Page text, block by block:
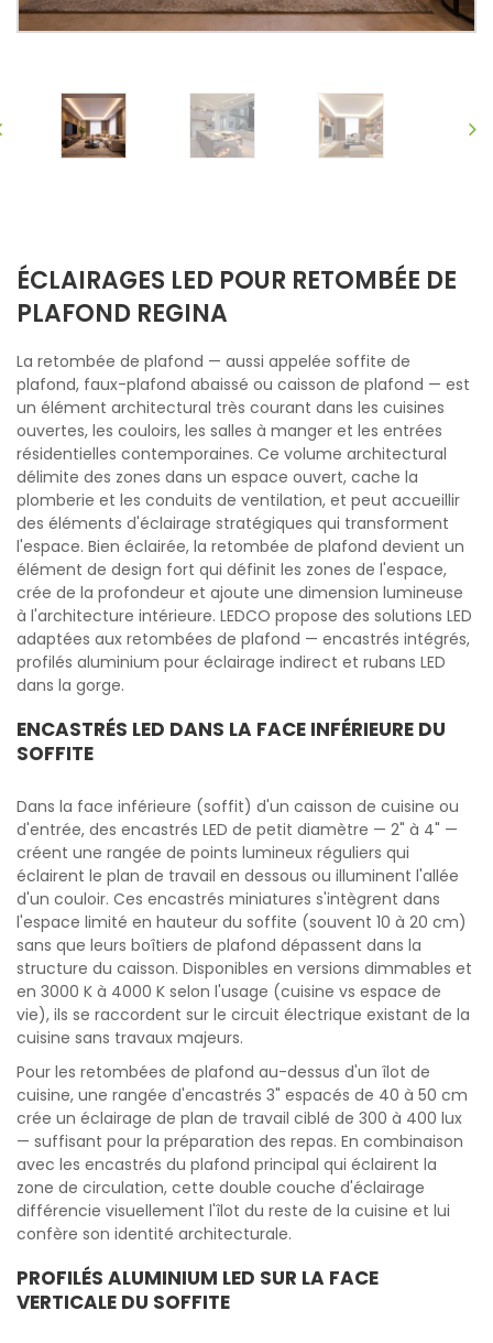
ÉCLAIRAGES LED POUR RETOMBÉE DE
PLAFOND REGINA
La retombée de plafond — aussi appelée soffite de
plafond, faux-plafond abaissé ou caisson de plafond — est
un élément architectural très courant dans les cuisines
ouvertes, les couloirs, les salles à manger et les entrées
résidentielles contemporaines. Ce volume architectural
délimite des zones dans un espace ouvert, cache la
plomberie et les conduits de ventilation, et peut accueillir
des éléments d'éclairage stratégiques qui transforment
l'espace. Bien éclairée, la retombée de plafond devient un
élément de design fort qui définit les zones de l'espace,
crée de la profondeur et ajoute une dimension lumineuse
à l'architecture intérieure. LEDCO propose des solutions LED
adaptées aux retombées de plafond — encastrés intégrés,
profilés aluminium pour éclairage indirect et rubans LED
dans la gorge.
ENCASTRÉS LED DANS LA FACE INFÉRIEURE DU
SOFFITE
Dans la face inférieure (soffit) d'un caisson de cuisine ou
d'entrée, des encastrés LED de petit diamètre — 2" à 4" —
créent une rangée de points lumineux réguliers qui
éclairent le plan de travail en dessous ou illuminent l'allée
d'un couloir. Ces encastrés miniatures s'intègrent dans
l'espace limité en hauteur du soffite (souvent 10 à 20 cm)
sans que leurs boîtiers de plafond dépassent dans la
structure du caisson. Disponibles en versions dimmables et
en 3000 K à 4000 K selon l'usage (cuisine vs espace de
vie), ils se raccordent sur le circuit électrique existant de la
cuisine sans travaux majeurs.
Pour les retombées de plafond au-dessus d'un îlot de
cuisine, une rangée d'encastrés 3" espacés de 40 à 50 cm
crée un éclairage de plan de travail ciblé de 300 à 400 lux
— suffisant pour la préparation des repas. En combinaison
avec les encastrés du plafond principal qui éclairent la
zone de circulation, cette double couche d'éclairage
différencie visuellement l'îlot du reste de la cuisine et lui
confère son identité architecturale.
PROFILÉS ALUMINIUM LED SUR LA FACE
VERTICALE DU SOFFITE